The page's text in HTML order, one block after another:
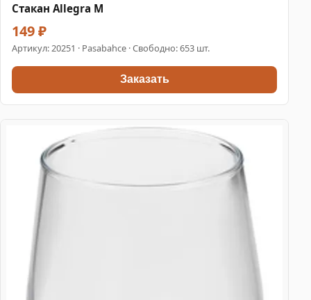
Стакан Allegra M
149 ₽
Артикул:20251 · Pasabahce · Свободно: 653 шт.
Заказать